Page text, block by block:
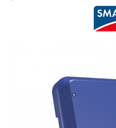
Cabluri semnalizare si control
Cabluri alarma
Cabluri semnalizare incendiu